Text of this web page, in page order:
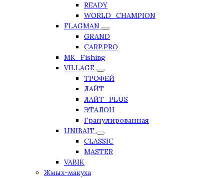
READY
WORLD_CHAMPION
FLAGMAN
GRAND
CARP.PRO
MK_Fishing
VILLAGE
ТРОФЕЙ
ЛАЙТ
ЛАЙТ_PLUS
ЭТАЛОН
Гранулированная
UNIBAIT
CLASSIC
MASTER
VABIK
Жмых-макуха